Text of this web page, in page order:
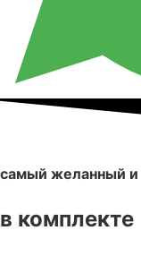
самый желанный и
в комплекте